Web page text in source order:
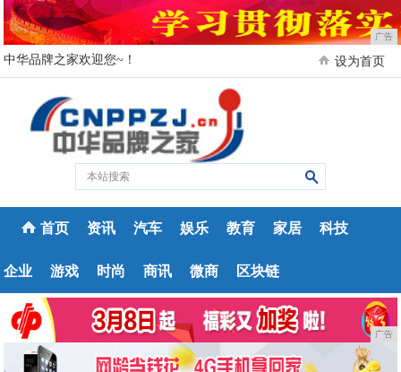
广告
中华品牌之家欢迎您~！ 设为首页
首页 资讯 汽车 娱乐 教育 家居 科技
企业 游戏 时尚 商讯 微商 区块链
广告